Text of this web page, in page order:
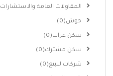
المقاولات العامة والاستشارات
حوش(0)
سكن عزاب(0)
سكن مشترك(0)
شركات للبيع(0)